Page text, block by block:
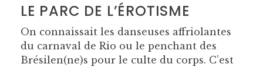
LE PARC DE L’ÉROTISME
On connaissait les danseuses affriolantes
du carnaval de Rio ou le penchant des
Brésilen(ne)s pour le culte du corps. C’est